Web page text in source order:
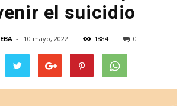
el suicidio
- 10 mayo, 2022 1884 0